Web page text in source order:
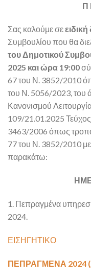
Π
Σας καλούμε σε
Συμβουλίου που θα
του Δημοτικού
2025 και ώρα 19:00
67 του Ν. 3852/2010
του Ν. 5056/2023, του
Κανονισμού
109/21.01.2025
3463/2006 όπως
77 του Ν. 3852/2010 με
παρακάτω:
1. Πεπραγμένα
2024.
ΕΙΣΗΓΗΤΙΚΟ
ΠΕΠΡΑΓΜΕΝΑ 2024